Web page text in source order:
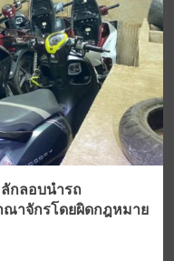
ลักลอบนำรถ
าจักรโดยผิดกฎหมาย